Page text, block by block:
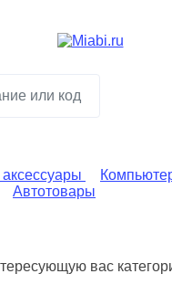
Автотовары
вас